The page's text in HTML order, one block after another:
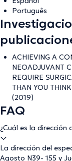
Português
ACHIEVING A
NEOADJUVANT
REQUIRE
THAN YOU
(2019)
FAQ
¿Cuál es la dirección
La dirección del
Agosto N39- 155 y